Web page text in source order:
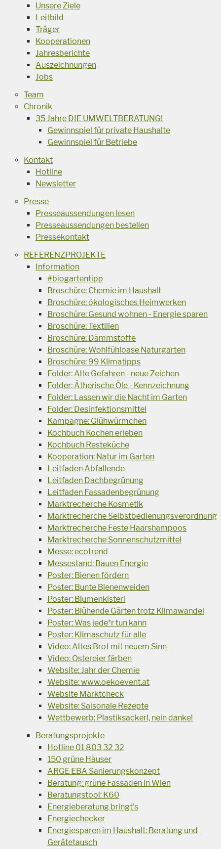
Unsere Ziele
Leitbild
Träger
Kooperationen
Jahresberichte
Auszeichnungen
Jobs
Team
Chronik
35 Jahre DIE UMWELTBERATUNG!
Gewinnspiel für private Haushalte
Gewinnspiel für Betriebe
Kontakt
Hotline
Newsletter
Presse
Presseaussendungen lesen
Presseaussendungen bestellen
Pressekontakt
REFERENZPROJEKTE
Information
#biogartentipp
Broschüre: Chemie im Haushalt
Broschüre: ökologisches Heimwerken
Broschüre: Gesund wohnen - Energie sparen
Broschüre: Textilien
Broschüre: Dämmstoffe
Broschüre: Wohlfühloase Naturgarten
Broschüre: 99 Klimatipps
Folder: Alte Gefahren - neue Zeichen
Folder: Ätherische Öle - Kennzeichnung
Folder: Lassen wir die Nacht im Garten
Folder: Desinfektionsmittel
Kampagne: Glühwürmchen
Kochbuch Kochen erleben
Kochbuch Resteküche
Kooperation: Natur im Garten
Leitfaden Abfallende
Leitfaden Dachbegrünung
Leitfaden Fassadenbegrünung
Marktrecherche Kosmetik
Marktrecherche Selbstbedienungsverordnung
Marktrecherche Feste Haarshampoos
Marktrecherche Sonnenschutzmittel
Messe: ecotrend
Messestand: Bauen Energie
Poster: Bienen fördern
Poster: Bunte Bienenweiden
Poster: Blumenkisterl
Poster: Blühende Gärten trotz Klimawandel
Poster: Was jede*r tun kann
Poster: Klimaschutz für alle
Video: Altes Brot mit neuem Sinn
Video: Ostereier färben
Website: Jahr der Chemie
Website: www.oekoevent.at
Website Marktcheck
Website: Saisonale Rezepte
Wettbewerb: Plastiksackerl, nein danke!
Beratungsprojekte
Hotline 01 803 32 32
150 grüne Häuser
ARGE EBA Sanierungskonzept
Beratung: grüne Fassaden in Wien
Beratungstool: K60
Energieberatung bringt's
Energiechecker
Energiesparen im Haushalt: Beratung und
Gerätetausch